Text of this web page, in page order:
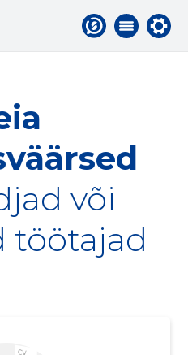
või
töötajad